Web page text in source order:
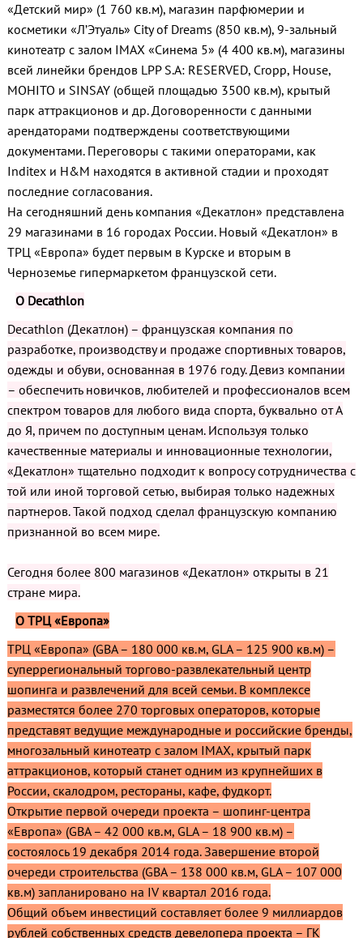
«Детский мир» (1 760 кв.м), магазин парфюмерии и
косметики «Л’Этуаль» City of Dreams (850 кв.м), 9-зальный
кинотеатр с залом IMAX «Синема 5» (4 400 кв.м), магазины
всей линейки брендов LPP S.A: RESERVED, Cropp, House,
MOHITO и SINSAY (общей площадью 3500 кв.м), крытый
парк аттракционов и др. Договоренности c данными
арендаторами подтверждены соответствующими
документами. Переговоры с такими операторами, как
Inditex и H&M находятся в активной стадии и проходят
последние согласования.
На сегодняшний день компания «Декатлон» представлена
29 магазинами в 16 городах России. Новый «Декатлон» в
ТРЦ «Европа» будет первым в Курске и вторым в
Черноземье гипермаркетом французской сети.
О Decathlon
Decathlon (Декатлон) – французская компания по
разработке, производству и продаже спортивных товаров,
одежды и обуви, основанная в 1976 году. Девиз компании
– обеспечить новичков, любителей и профессионалов всем
спектром товаров для любого вида спорта, буквально от А
до Я, причем по доступным ценам. Используя только
качественные материалы и инновационные технологии,
«Декатлон» тщательно подходит к вопросу сотрудничества с
той или иной торговой сетью, выбирая только надежных
партнеров. Такой подход сделал французскую компанию
признанной во всем мире.
Сегодня более 800 магазинов «Декатлон» открыты в 21
стране мира.
О ТРЦ «Европа»
ТРЦ «Европа» (GBA – 180 000 кв.м, GLA – 125 900 кв.м) –
суперрегиональный торгово-развлекательный центр
шопинга и развлечений для всей семьи. В комплексе
разместятся более 270 торговых операторов, которые
представят ведущие международные и российские бренды,
многозальный кинотеатр с залом IMAX, крытый парк
аттракционов, который станет одним из крупнейших в
России, скалодром, рестораны, кафе, фудкорт.
Открытие первой очереди проекта – шопинг-центра
«Европа» (GBA – 42 000 кв.м, GLA – 18 900 кв.м) –
состоялось 19 декабря 2014 года. Завершение второй
очереди строительства (GBA – 138 000 кв.м, GLA – 107 000
кв.м) запланировано на IV квартал 2016 года.
Общий объем инвестиций составляет более 9 миллиардов
рублей собственных средств девелопера проекта – ГК